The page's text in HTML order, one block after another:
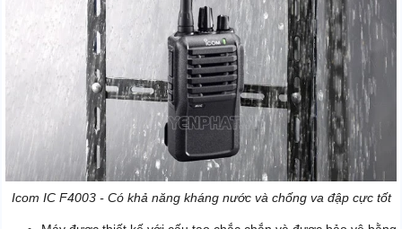
Icom IC F4003 - Có khả năng kháng nước và chống va đập cực tốt